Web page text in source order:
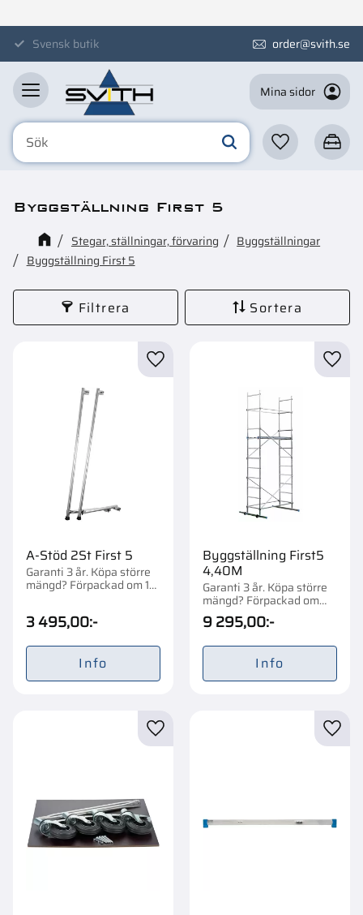
MenySvensk butik order@svith.se
Mina sidor
Favoriter
Byggställning First 5
Stegar, ställningar, förvaring
Byggställningar
Byggställning First 5
Filtrera Sortera
A-Stöd 2St First 5
Garanti 3 år. Köpa större
mängd? Förpackad om 1
3 495,00:-
Lägg till i favoriter
Info
Byggställning First5
4,40M
Garanti 3 år. Köpa större
mängd? Förpackad om
1/10 st.
9 295,00:-
Info
Lägg till i favoriter